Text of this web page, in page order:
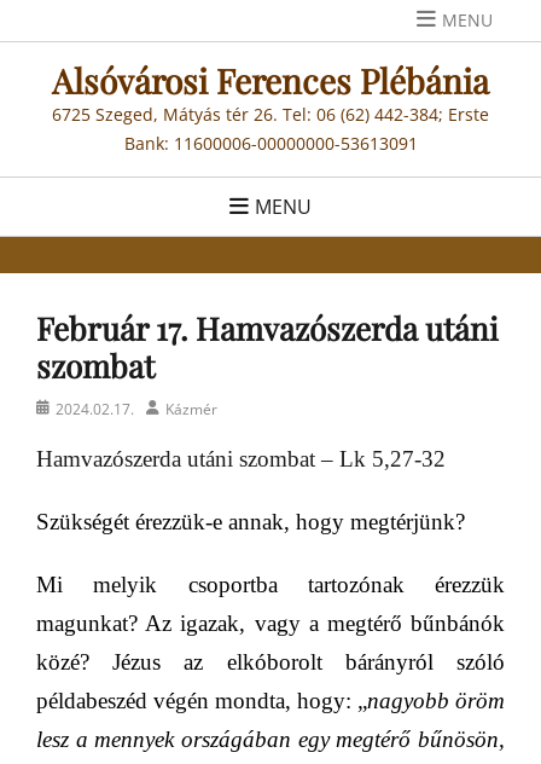
to
content
MENU
Alsóvárosi Ferences Plébánia
6725 Szeged, Mátyás tér 26. Tel: 06 (62) 442-384; Erste
Bank: 11600006-00000000-53613091
MENU
Február 17. Hamvazószerda utáni
szombat
Posted2024.02.17. AuthorKázmér
Hamvazószerda utáni szombat – Lk 5,27-32
Szükségét érezzük-e annak, hogy megtérjünk?
Mi melyik csoportba tartozónak érezzük
magunkat? Az igazak, vagy a megtérő bűnbánók
közé? Jézus az elkóborolt bárányról szóló
példabeszéd végén mondta, hogy: „nagyobb öröm
lesz a mennyek országában egy megtérő bűnösön,